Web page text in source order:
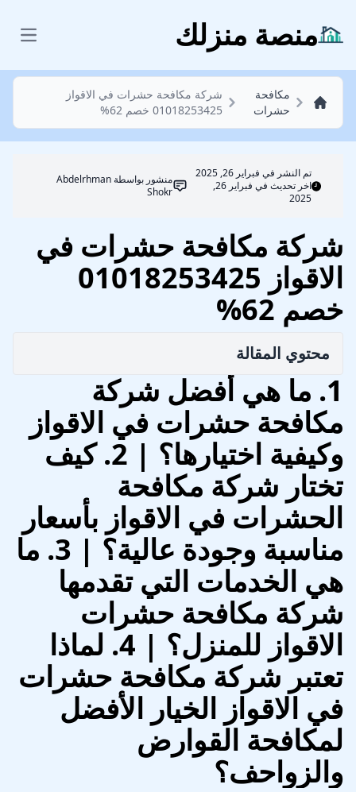
منصة منزلك
مكافحة
حشرات
شركة مكافحة حشرات في الاقواز
01018253425 خصم 62%
تم النشر في فبراير 26, 2025
اخر تحديث في فبراير 26,
2025
منشور بواسطةAbdelrhman
Shokr
شركة مكافحة حشرات في
الاقواز 01018253425
خصم 62%
محتوي المقالة
1. ما هي أفضل شركة
مكافحة حشرات في الاقواز
وكيفية اختيارها؟ | 2. كيف
تختار شركة مكافحة
الحشرات في الاقواز بأسعار
مناسبة وجودة عالية؟ | 3. ما
هي الخدمات التي تقدمها
شركة مكافحة حشرات
الاقواز للمنزل؟ | 4. لماذا
تعتبر شركة مكافحة حشرات
في الاقواز الخيار الأفضل
لمكافحة القوارض
والزواحف؟